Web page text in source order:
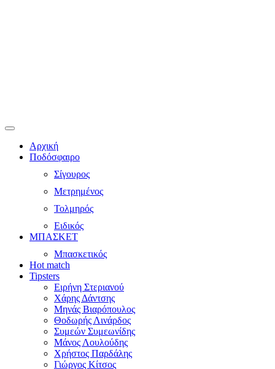
Αρχική
Ποδόσφαιρο
Σίγουρος
Μετρημένος
Τολμηρός
Ειδικός
ΜΠΑΣΚΕΤ
Μπασκετικός
Hot match
Tipsters
Ειρήνη Στεριανού
Χάρης Δάντσης
Μηνάς Βιαρόπουλος
Θοδωρής Λινάρδος
Συμεών Συμεωνίδης
Μάνος Λουλούδης
Χρήστος Παρδάλης
Γιώργος Κίτσος